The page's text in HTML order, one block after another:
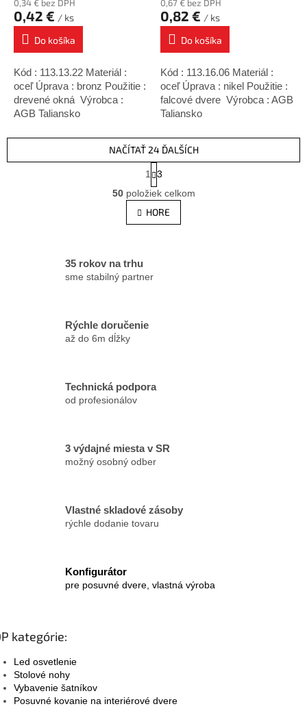
0,34 € bez DPH
0,42 € / ks
Do košíka
Kód : 113.13.22 Materiál :
oceľ Úprava : bronz Použitie :
drevené okná Výrobca :
AGB Taliansko
0,67 € bez DPH
0,82 € / ks
Do košíka
Kód : 113.16.06 Materiál :
oceľ Úprava : nikel Použitie :
falcové dvere Výrobca : AGB
Taliansko
O
v
l
á
i
ý
p
NAČÍTAŤ 24 ĎALŠÍCH
S
t
r
á
n
k
1
3
50položiek celkom
HORE
35 rokov na trhu
sme stabilný partner
Rýchle doručenie
až do 6m dĺžky
Technická podpora
od profesionálov
3 výdajné miesta v SR
možný osobný odber
Vlastné skladové zásoby
rýchle dodanie tovaru
Konfigurátor
pre posuvné dvere, vlastná výroba
kategórie:
Led osvetlenie
Stolové nohy
Vybavenie šatníkov
Posuvné kovanie na interiérové dvere